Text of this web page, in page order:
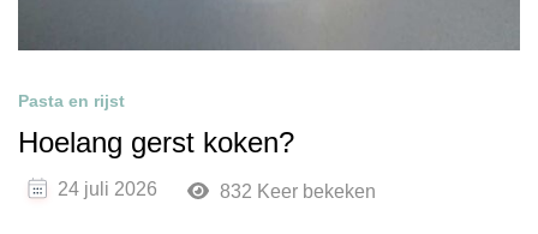
Pasta en rijst
Hoelang gerst koken?
24 juli 2026 832 Keer bekeken